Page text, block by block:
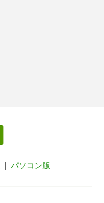
パソコン版